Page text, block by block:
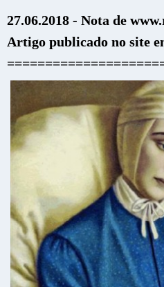
27.06.2018 - Nota de
Artigo publicado no site